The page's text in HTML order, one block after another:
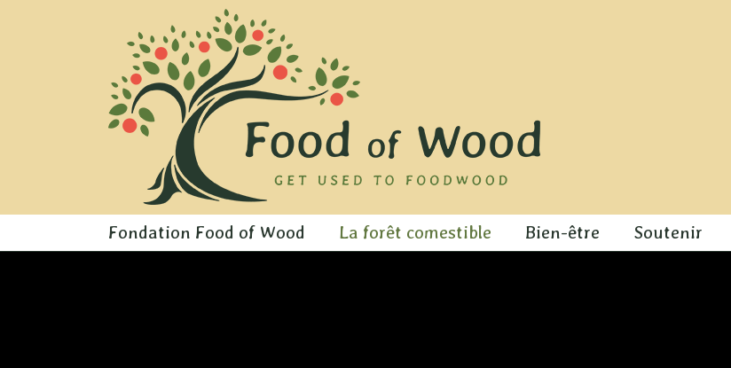
Fondation Food of Wood La forêt comestible Bien-être Soutenir